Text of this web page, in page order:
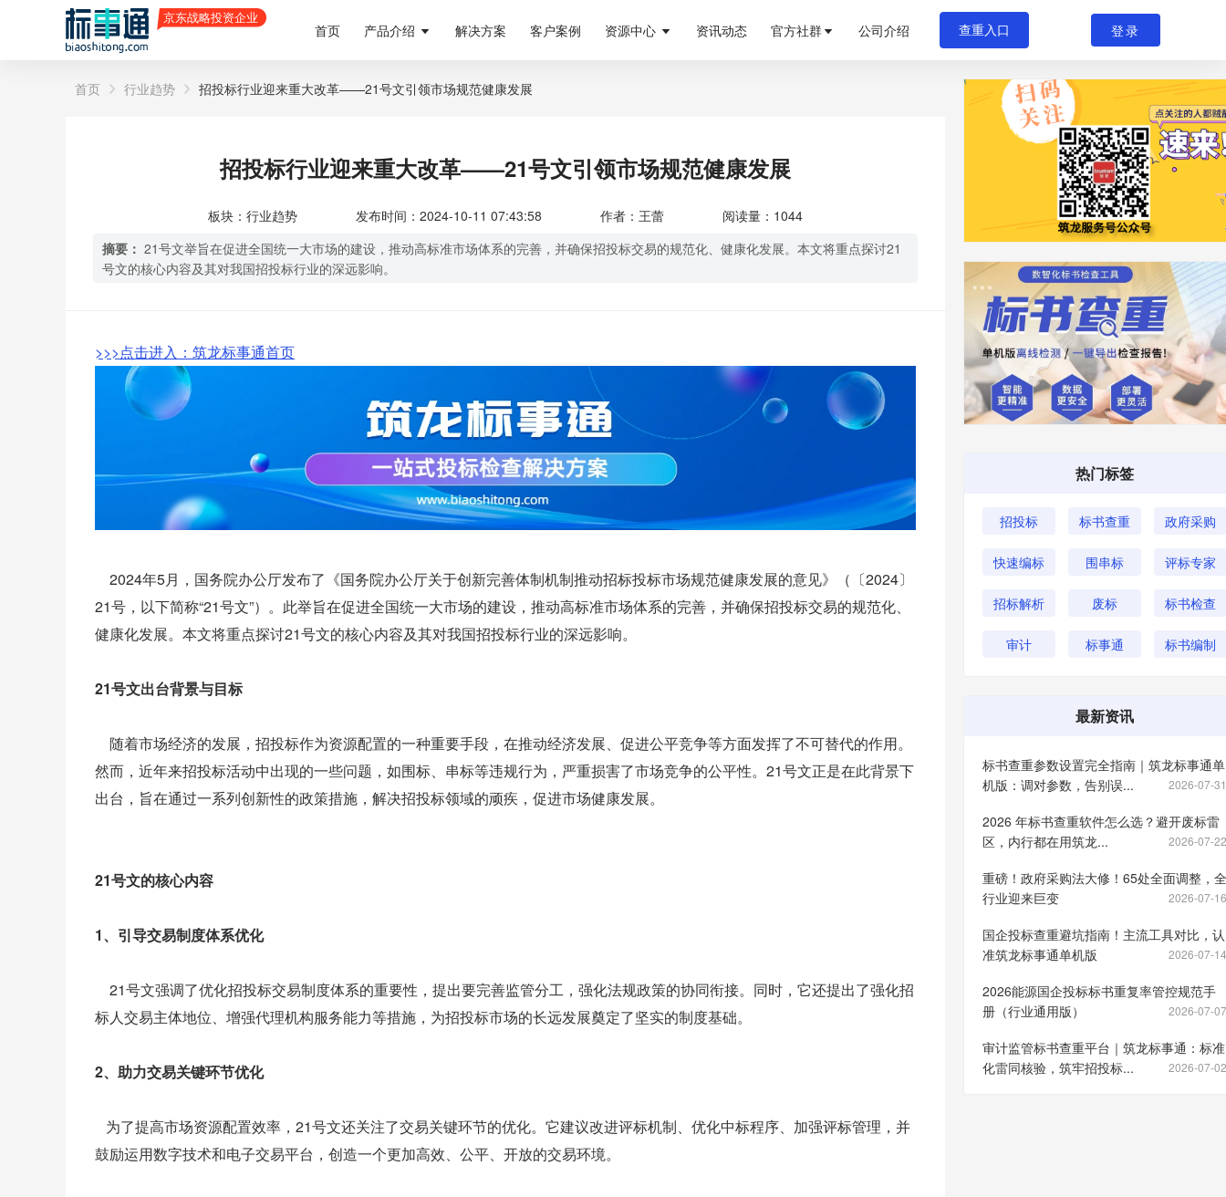
首页 产品介绍 解决方案 客户案例 资源中心 资讯动态 官方社群 公司介绍 查重入口 登录
首页 行业趋势 招投标行业迎来重大改革——21号文引领市场规范健康发展
招投标行业迎来重大改革——21号文引领市场规范健康发展
板块：行业趋势 发布时间：2024-10-11 07:43:58 作者：王蕾
阅读量：1044
摘要： 21号文举旨在促进全国统一大市场的建设，推动高标准市场体系的完善，并确保招投标交易的规范化、健康化发展。本文将重点探讨21
号文的核心内容及其对我国招投标行业的深远影响。
>>>点击进入：筑龙标事通首页
2024年5月，国务院办公厅发布了《国务院办公厅关于创新完善体制机制推动招标投标市场规范健康发展的意见》（〔2024〕
21号，以下简称“21号文”）。此举旨在促进全国统一大市场的建设，推动高标准市场体系的完善，并确保招投标交易的规范化、
健康化发展。本文将重点探讨21号文的核心内容及其对我国招投标行业的深远影响。
21号文出台背景与目标
随着市场经济的发展，招投标作为资源配置的一种重要手段，在推动经济发展、促进公平竞争等方面发挥了不可替代的作用。
然而，近年来招投标活动中出现的一些问题，如围标、串标等违规行为，严重损害了市场竞争的公平性。21号文正是在此背景下
出台，旨在通过一系列创新性的政策措施，解决招投标领域的顽疾，促进市场健康发展。
21号文的核心内容
1、引导交易制度体系优化
21号文强调了优化招投标交易制度体系的重要性，提出要完善监管分工，强化法规政策的协同衔接。同时，它还提出了强化招
标人交易主体地位、增强代理机构服务能力等措施，为招投标市场的长远发展奠定了坚实的制度基础。
2、助力交易关键环节优化
为了提高市场资源配置效率，21号文还关注了交易关键环节的优化。它建议改进评标机制、优化中标程序、加强评标管理，并
鼓励运用数字技术和电子交易平台，创造一个更加高效、公平、开放的交易环境。
热门标签
招投标 标书查重 政府采购
快速编标 围串标 评标专家
招标解析 废标 标书检查
审计 标事通 标书编制
最新资讯
标书查重参数设置完全指南｜筑龙标事通单
机版：调对参数，告别误...
2026-07-31
2026 年标书查重软件怎么选？避开废标雷
区，内行都在用筑龙...
2026-07-22
重磅！政府采购法大修！65处全面调整，全
行业迎来巨变
2026-07-16
国企投标查重避坑指南！主流工具对比，认
准筑龙标事通单机版
2026-07-14
2026能源国企投标标书重复率管控规范手
册（行业通用版）
2026-07-07
审计监管标书查重平台｜筑龙标事通：标准
化雷同核验，筑牢招投标...
2026-07-02